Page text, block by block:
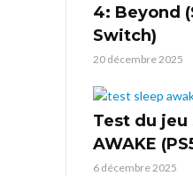
4: Beyond
Switch)
20 décembre 2025
Test du jeu
AWAKE
6 décembre 2025